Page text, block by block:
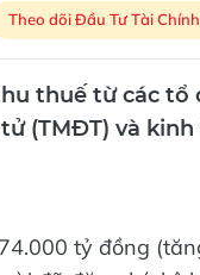
Theo dõi Đầu Tư Tài
thuế từ các tổ
(TMĐT) và kinh
tỷ đồng